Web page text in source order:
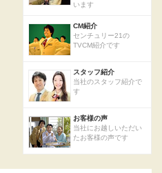
います
CM紹介
センチュリー21の
TVCM紹介です
スタッフ紹介
当社のスタッフ紹介で
す
お客様の声
当社にお越しいただい
たお客様の声です